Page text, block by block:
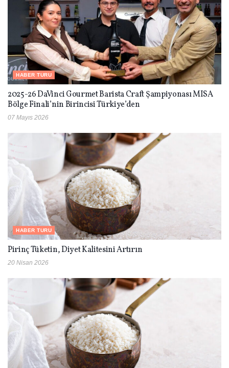
HABER TURU
2025-26 DaVinci Gourmet Barista Craft Şampiyonası MISA
Bölge Finali’nin Birincisi Türkiye’den
07 Mayıs 2026
HABER TURU
Pirinç Tüketin, Diyet Kalitesini Artırın
20 Nisan 2026